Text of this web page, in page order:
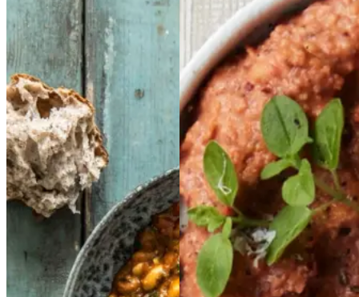
Grøntsagschili Grønt
sagschili
Gem opskrift
Aftensmad
Laktosefri
Vegetarisk
RødRød
bønnepurébønnepur
é medmed
peberfrugter,peberfr
ugter, løg,løg,
tomattomat ogog
oreganooregano
Gem opskrift